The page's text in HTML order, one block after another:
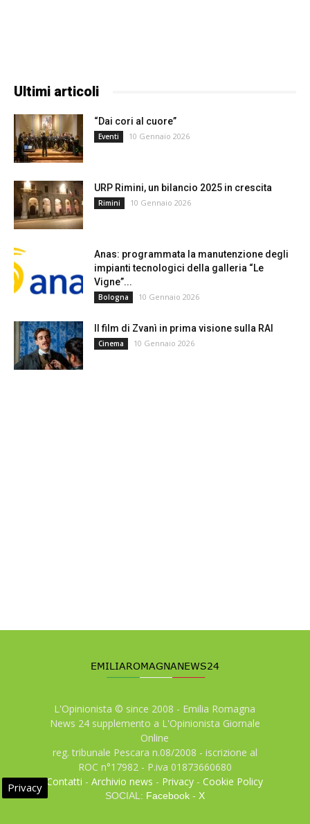
Ultimi articoli
“Dai cori al cuore”
Eventi 10 Gennaio 2026
URP Rimini, un bilancio 2025 in crescita
Rimini 10 Gennaio 2026
Anas: programmata la manutenzione degli
impianti tecnologici della galleria “Le
Vigne”...
Bologna 10 Gennaio 2026
Il film di Zvanì in prima visione sulla RAI
Cinema 10 Gennaio 2026
L'Opinionista © since 2008 - Emilia Romagna
News 24 supplemento a L'Opinionista Giornale
Online
reg. tribunale Pescara n.08/2008 - iscrizione al
ROC n°17982 - P.iva 01873660680
Contatti -Archivio news - Privacy -Cookie Policy
SOCIAL: Facebook- X
Privacy